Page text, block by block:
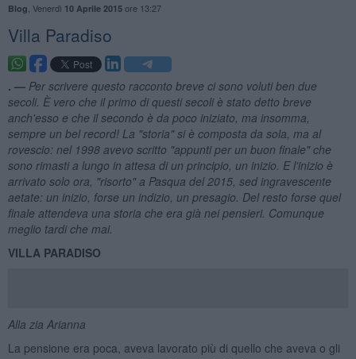
Blog Venerdì 10 Aprile 2015ore 13:27
Villa Paradiso
. — Per scrivere questo racconto breve ci sono voluti ben due
secoli. È vero che il primo di questi secoli è stato detto breve
anch'esso e che il secondo è da poco iniziato, ma insomma,
sempre un bel record! La "storia" si è composta da sola, ma al
rovescio: nel 1998 avevo scritto "appunti per un buon finale" che
sono rimasti a lungo in attesa di un principio, un inizio. E l'inizio è
arrivato solo ora, "risorto" a Pasqua del 2015, sed ingravescente
aetate: un inizio, forse un indizio, un presagio. Del resto forse quel
finale attendeva una storia che era già nei pensieri. Comunque
meglio tardi che mai.
VILLA PARADISO
Alla zia Arianna
La pensione era poca, aveva lavorato più di quello che aveva o gli